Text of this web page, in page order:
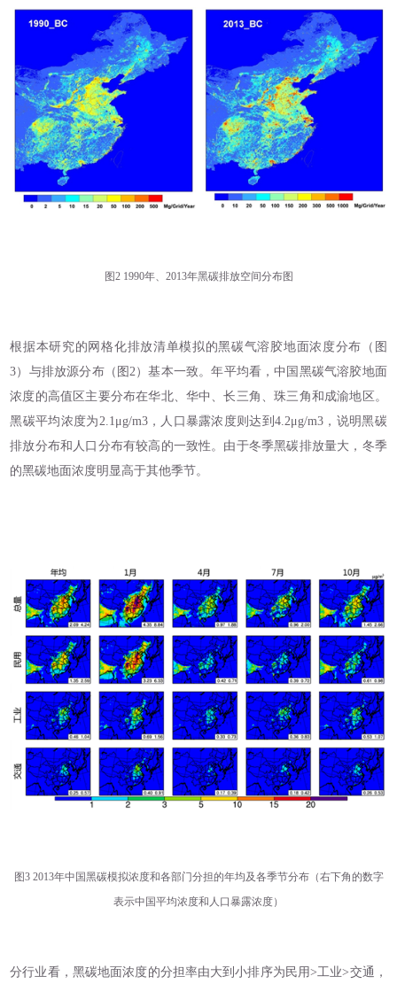
图2 1990年、2013年黑碳排放空间分布图
根据本研究的网格化排放清单模拟的黑碳气溶胶地面浓度分布（图
3）与排放源分布（图2）基本一致。年平均看，中国黑碳气溶胶地面
浓度的高值区主要分布在华北、华中、长三角、珠三角和成渝地区。
黑碳平均浓度为2.1μg/m3，人口暴露浓度则达到4.2μg/m3，说明黑碳
排放分布和人口分布有较高的一致性。由于冬季黑碳排放量大，冬季
的黑碳地面浓度明显高于其他季节。
图3 2013年中国黑碳模拟浓度和各部门分担的年均及各季节分布（右下角的数字
表示中国平均浓度和人口暴露浓度）
分行业看，黑碳地面浓度的分担率由大到小排序为民用>工业>交通，